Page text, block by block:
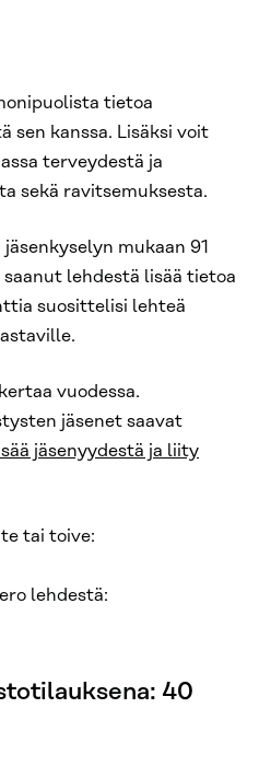
tietoa
sen kanssa. Lisäksi voit
terveydestä ja
sekä ravitsemuksesta.
mukaan 91
lehdestä lisää tietoa
suosittelisi lehteä
vuodessa.
jäsenet saavat
jäsenyydestä ja liity
tai toive:
lehdestä:
40